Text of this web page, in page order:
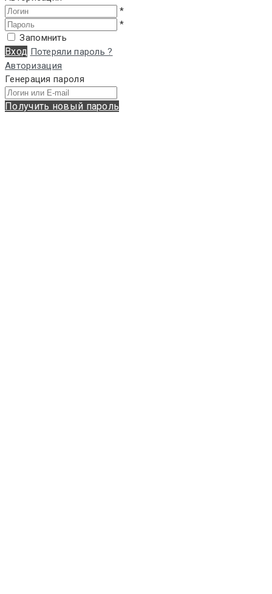
*
*
Запомнить
Вход Потеряли пароль ?
Авторизация
Генерация пароля
Получить новый пароль